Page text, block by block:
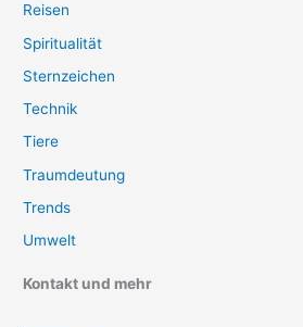
Reisen
Spiritualität
Sternzeichen
Technik
Tiere
Traumdeutung
Trends
Umwelt
Kontakt und mehr